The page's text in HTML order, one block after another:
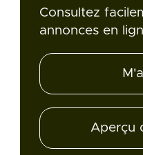
Consultez
annonces en
Aperçu